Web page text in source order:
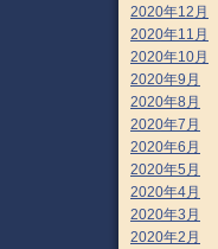
2020年12月
2020年11月
2020年10月
2020年9月
2020年8月
2020年7月
2020年6月
2020年5月
2020年4月
2020年3月
2020年2月